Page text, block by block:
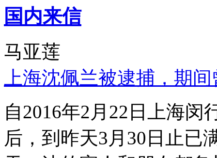
国内来信
马亚莲
上海沈佩兰被逮捕，期
自2016年2月22日上海
后，到昨天3月30日止已